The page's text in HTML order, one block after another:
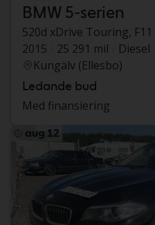
BMW 5-serien
520d xDrive Touring, F11
2015
25 291 mil
Diesel
Kungälv (Ellesbo)
Ledande bud
Med finansiering
aug 12